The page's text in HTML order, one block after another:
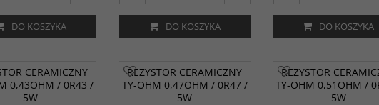
DO KOSZYKA DO KOSZYKA DO KOSZYKA
CERAMICZNY
0,43OHM / 0R43 /
5W
REZYSTOR CERAMICZNY
TY-OHM 0,47OHM / 0R47 /
5W
REZYSTOR
TY-OHM 0,51OHM /
5W